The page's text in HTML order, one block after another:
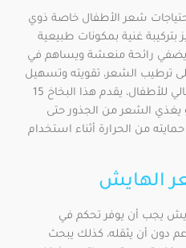
شعر الأطفال خاصة ذوي
بتركيبة غنية بمكونات طبيعية
رائحة منعشة ويساهم في
ترطيب الشعر، تقويته وتسهيل
عملية التصفيف يجعله الخيار المثالي للأطفال، يقدم هذا البخاخ 15
يغذي الشعر من الجذور حتى
من الحرارة أثناء استخدام
الهايش
يجب أن يوفر تحكم في
دون أن يثقله، كذلك يبحث